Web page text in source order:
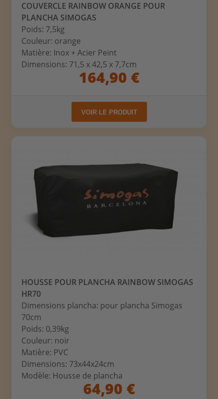
COUVERCLE RAINBOW ORANGE POUR
PLANCHA SIMOGAS
Poids: 7,5kg
Couleur: orange
Matière: Inox + Acier Peint
Dimensions: 71,5 x 42,5 x 7,7cm
164,90 €
VOIR LE PRODUIT
HOUSSE POUR PLANCHA RAINBOW SIMOGAS
HR70
Dimensions plancha: pour plancha Simogas
70cm
Poids: 0,39kg
Couleur: noir
Matière: PVC
Dimensions: 73x44x24cm
Modèle: Housse de plancha
64,90 €